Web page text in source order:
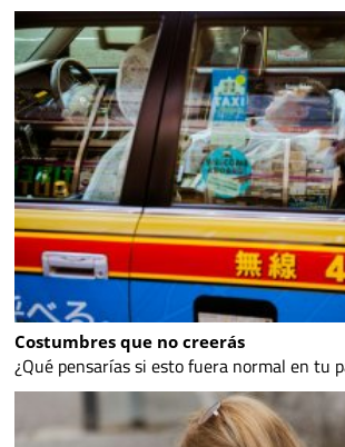
Costumbres que no creerás
¿Qué pensarías si esto fuera normal en tu